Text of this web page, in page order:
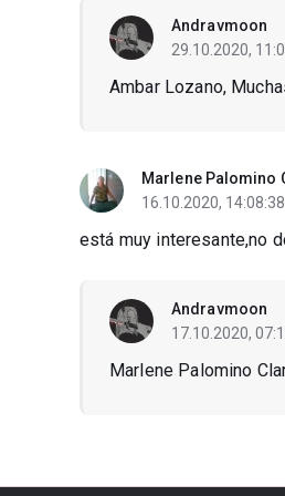
Andravmoon
29.10.2020,
Ambar Lozano,
Marlene Palomino
16.10.2020, 14:08:38
está muy interesante,no
Andravmoon
17.10.2020,
Marlene Palomino